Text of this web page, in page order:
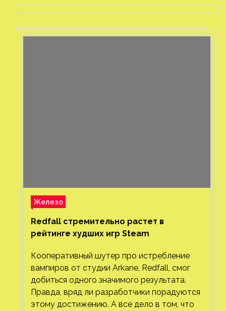
Железо
Redfall стремительно растет в
рейтинге худших игр Steam
Кооперативный шутер про истребление
вампиров от студии Arkane, Redfall, смог
добиться одного значимого результата.
Правда, вряд ли разработчики порадуются
этому достижению. А все дело в том, что